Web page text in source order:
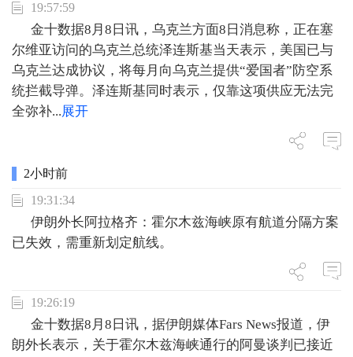
19:57:59
金十数据8月8日讯，乌克兰方面8日消息称，正在塞
尔维亚访问的乌克兰总统泽连斯基当天表示，美国已与
乌克兰达成协议，将每月向乌克兰提供“爱国者”防空系
统拦截导弹。泽连斯基同时表示，仅靠这项供应无法完
全弥补...展开
2小时前
19:31:34
伊朗外长阿拉格齐：霍尔木兹海峡原有航道分隔方案
已失效，需重新划定航线。
19:26:19
金十数据8月8日讯，据伊朗媒体Fars News报道，伊
朗外长表示，关于霍尔木兹海峡通行的阿曼谈判已接近